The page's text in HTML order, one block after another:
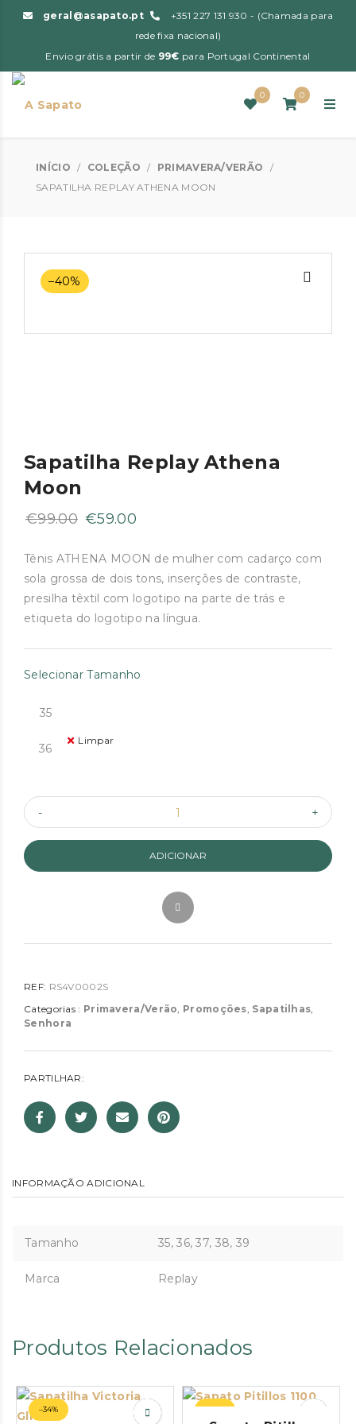
geral@asapato.pt
+351 227 131 930 - (Chamada para
rede fixa nacional)
Envio grátis a partir de 99€ para Portugal Continental
0 0
INÍCIO / COLEÇÃO / PRIMAVERA/VERÃO
/
SAPATILHA REPLAY ATHENA MOON
–40%
Sapatilha Replay Athena
Moon
€99.00 O
original
era:
€99.00.
€59.00
atual
é:
€59.00.
Tênis ATHENA MOON de mulher com cadarço com
sola grossa de dois tons, inserções de contraste,
presilha têxtil com logotipo na parte de trás e
etiqueta do logotipo na língua.
Selecionar Tamanho
35
36
Limpar
ADICIONAR
REF: RS4V0002S
Categorias : Primavera/Verão, Promoções, Sapatilhas,
Senhora
PARTILHAR:
INFORMAÇÃO ADICIONAL
Tamanho 35, 36, 37, 38, 39
Marca Replay
Produtos Relacionados
–34% –27%